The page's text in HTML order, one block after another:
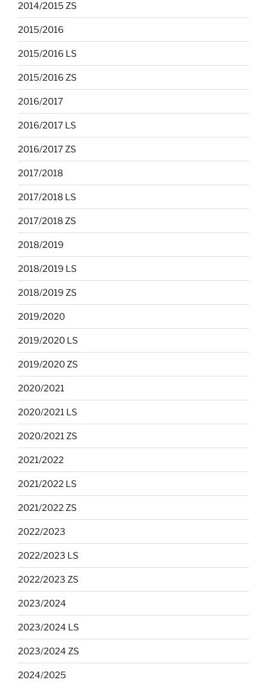
2014/2015 ZS
2015/2016
2015/2016 LS
2015/2016 ZS
2016/2017
2016/2017 LS
2016/2017 ZS
2017/2018
2017/2018 LS
2017/2018 ZS
2018/2019
2018/2019 LS
2018/2019 ZS
2019/2020
2019/2020 LS
2019/2020 ZS
2020/2021
2020/2021 LS
2020/2021 ZS
2021/2022
2021/2022 LS
2021/2022 ZS
2022/2023
2022/2023 LS
2022/2023 ZS
2023/2024
2023/2024 LS
2023/2024 ZS
2024/2025